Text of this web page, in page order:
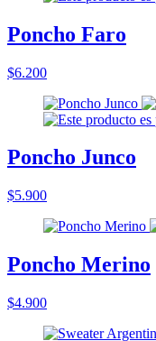
Poncho Faro
$6.200
Poncho Junco
$5.900
Poncho Merino
$4.900